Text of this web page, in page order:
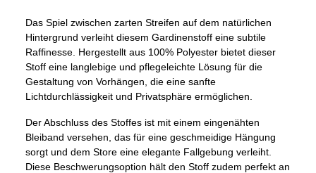
Das Spiel zwischen zarten Streifen auf dem natürlichen
Hintergrund verleiht diesem Gardinenstoff eine subtile
Raffinesse. Hergestellt aus 100% Polyester bietet dieser
Stoff eine langlebige und pflegeleichte Lösung für die
Gestaltung von Vorhängen, die eine sanfte
Lichtdurchlässigkeit und Privatsphäre ermöglichen.
Der Abschluss des Stoffes ist mit einem eingenähten
Bleiband versehen, das für eine geschmeidige Hängung
sorgt und dem Store eine elegante Fallgebung verleiht.
Diese Beschwerungsoption hält den Stoff zudem perfekt an